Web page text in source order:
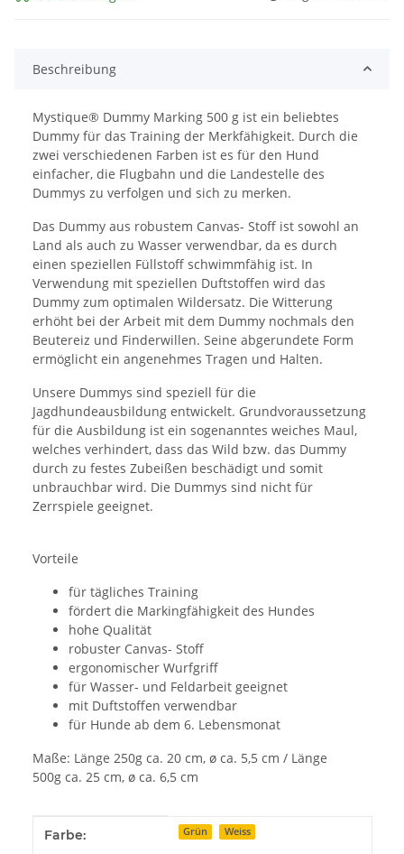
Beschreibung
Mystique® Dummy Marking 500 g ist ein beliebtes
Dummy für das Training der Merkfähigkeit. Durch die
zwei verschiedenen Farben ist es für den Hund
einfacher, die Flugbahn und die Landestelle des
Dummys zu verfolgen und sich zu merken.
Das Dummy aus robustem Canvas- Stoff ist sowohl an
Land als auch zu Wasser verwendbar, da es durch
einen speziellen Füllstoff schwimmfähig ist. In
Verwendung mit speziellen Duftstoffen wird das
Dummy zum optimalen Wildersatz. Die Witterung
erhöht bei der Arbeit mit dem Dummy nochmals den
Beutereiz und Finderwillen. Seine abgerundete Form
ermöglicht ein angenehmes Tragen und Halten.
Unsere Dummys sind speziell für die
Jagdhundeausbildung entwickelt. Grundvoraussetzung
für die Ausbildung ist ein sogenanntes weiches Maul,
welches verhindert, dass das Wild bzw. das Dummy
durch zu festes Zubeißen beschädigt und somit
unbrauchbar wird. Die Dummys sind nicht für
Zerrspiele geeignet.
Vorteile
für tägliches Training
fördert die Markingfähigkeit des Hundes
hohe Qualität
robuster Canvas- Stoff
ergonomischer Wurfgriff
für Wasser- und Feldarbeit geeignet
mit Duftstoffen verwendbar
für Hunde ab dem 6. Lebensmonat
Maße: Länge 250g ca. 20 cm, ø ca. 5,5 cm / Länge
500g ca. 25 cm, ø ca. 6,5 cm
Produkteigenschaft
Wert
Farbe: Grün Weiss